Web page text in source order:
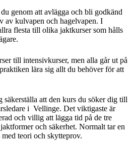
genom att avlägga och bli godkänd
av kulvapen och hagelvapen. I
flesta till olika jaktkurser som hålls
till intensivkurser, men alla går ut på
lära sig allt du behöver för att
säkerställa att den kurs du söker dig till
i Vellinge. Det viktigaste är
och villig att lägga tid på de tre
och säkerhet. Normalt tar en
teori och skytteprov.